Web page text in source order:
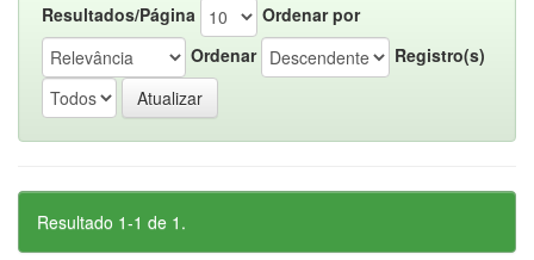
Resultados/Página
Ordenar por
Ordenar
Registro(s)
Resultado 1-1 de 1.